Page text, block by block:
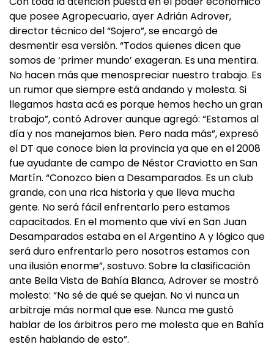
que posee Agropecuario, ayer Adrián Adrover,
director técnico del “Sojero”, se encargó de
desmentir esa versión. “Todos quienes dicen que
somos de ‘primer mundo’ exageran. Es una mentira.
No hacen más que menospreciar nuestro trabajo. Es
un rumor que siempre está andando y molesta. Si
llegamos hasta acá es porque hemos hecho un gran
trabajo”, contó Adrover aunque agregó: “Estamos al
día y nos manejamos bien. Pero nada más”, expresó
el DT que conoce bien la provincia ya que en el 2008
fue ayudante de campo de Néstor Craviotto en San
Martín. “Conozco bien a Desamparados. Es un club
grande, con una rica historia y que lleva mucha
gente. No será fácil enfrentarlo pero estamos
capacitados. En el momento que viví en San Juan
Desamparados estaba en el Argentino A y lógico que
será duro enfrentarlo pero nosotros estamos con
una ilusión enorme”, sostuvo. Sobre la clasificación
ante Bella Vista de Bahía Blanca, Adrover se mostró
molesto: “No sé de qué se quejan. No vi nunca un
arbitraje más normal que ese. Nunca me gustó
hablar de los árbitros pero me molesta que en Bahía
estén hablando de esto”.